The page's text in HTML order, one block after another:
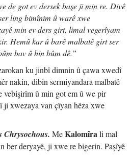
de got ev dersek başe ji min re. Divê
ling bimînim û warê xwe
min ev ders girt, limal vegerîyam
Hemû kar û barê malbatê girt ser
bav û hin bûm dê.”
ku jinbî dimnin û çawa xwedî
nakin, dibin sermiyandara malbatê
û min got em û we pir
xwezaya van çîyan hêza xwe
Chrysochous. MeKalomîrali mal
ber deryayê, ji xwe re bigerin. Paşîyê